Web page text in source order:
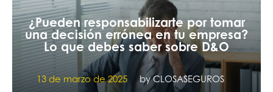
¿Pueden responsabilizarte por tomar
una decisión errónea en tu empresa?
Lo que debes saber sobre D&O
13 de marzo de 2025 byCLOSASEGUROS